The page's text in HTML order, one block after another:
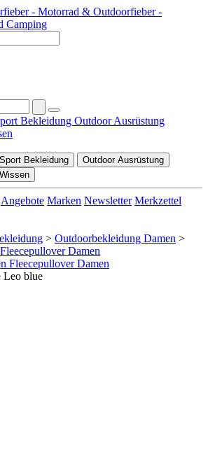
Bekleidung Outdoor Ausrüstung
Sport Bekleidung
Outdoor Ausrüstung
Wissen
Angebote Marken Newsletter Merkzettel
> Outdoorbekleidung Damen >
Damen
Fleecepullover Damen